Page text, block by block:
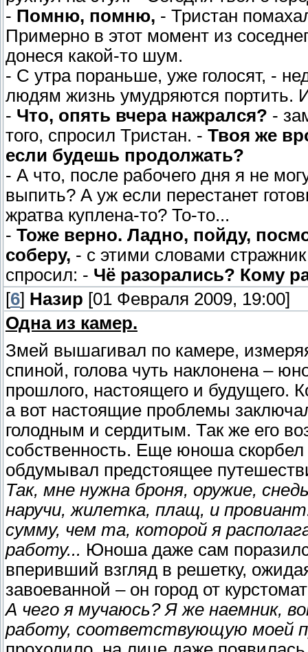
- Помню, помню, - Тристан
Примерно в этот момент из
донеся какой-то шум.
- С утра пораньше, уже голосят, -
людям жизнь умудряются портить.
- Что, опять вчера нажрался? -
того, спросил Тристан. - Твоя же
если будешь продолжать?
- А что, после рабочего дня я не
выпить? А уж если перестанет
жратва куплена-то? То-то...
- Тоже верно. Ладно, пойду,
соберу, - с этими словами
спросил: - Чё разорались? Кому
[6] Назир [01 Февраля 2009, 19:00]
Одна из камер.
Змей вышагивал по камере,
спиной, голова чуть наклонена –
прошлого, настоящего и будущего.
а вот настоящие проблемы
голодным и сердитым. Так же его
собственность. Еще юноша
обдумывал предстоящее
Так, мне нужна броня, оружие,
наручи, жилетка, плащ, и
сумму, чем та, которой я
работу... Юноша даже сам
вперивший взгляд в решетку,
завоеванной – он город от
А чего я мучаюсь? Я же наемник,
работу, соответствующую моей